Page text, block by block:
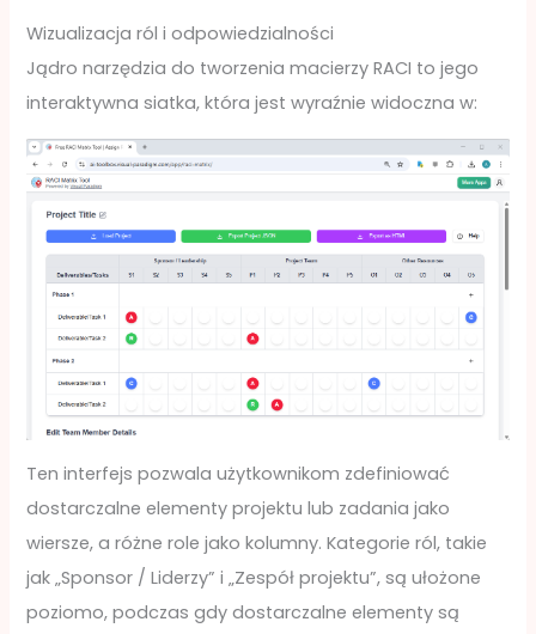
Wizualizacja ról i odpowiedzialności
Jądro narzędzia do tworzenia macierzy RACI to jego
interaktywna siatka, która jest wyraźnie widoczna w:
Ten interfejs pozwala użytkownikom zdefiniować
dostarczalne elementy projektu lub zadania jako
wiersze, a różne role jako kolumny. Kategorie ról, takie
jak „Sponsor / Liderzy” i „Zespół projektu”, są ułożone
poziomo, podczas gdy dostarczalne elementy są